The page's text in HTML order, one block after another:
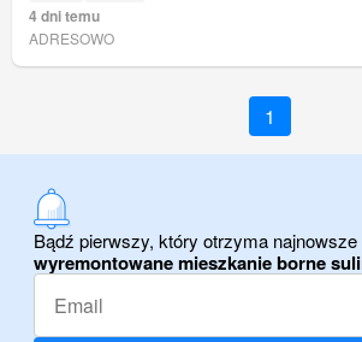
4 dni temu
ADRESOWO
1
Bądź pierwszy, który otrzyma najnowsze
wyremontowane mieszkanie borne